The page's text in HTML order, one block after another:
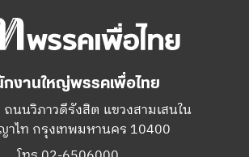
กงานใหญ่พรรคเพื่อไทย
ถนนวิภาวดีรังสิต แขวงสามเสนใน
าไท กรุงเทพมหานคร 10400